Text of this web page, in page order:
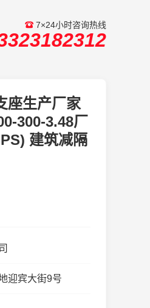
7×24小时咨询热线
座生产厂家
300-3.48厂
建筑减隔
迎宾大街9号